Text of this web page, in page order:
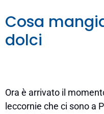
Cosa
dolci
Ora è arrivato il
leccornie che ci sono a